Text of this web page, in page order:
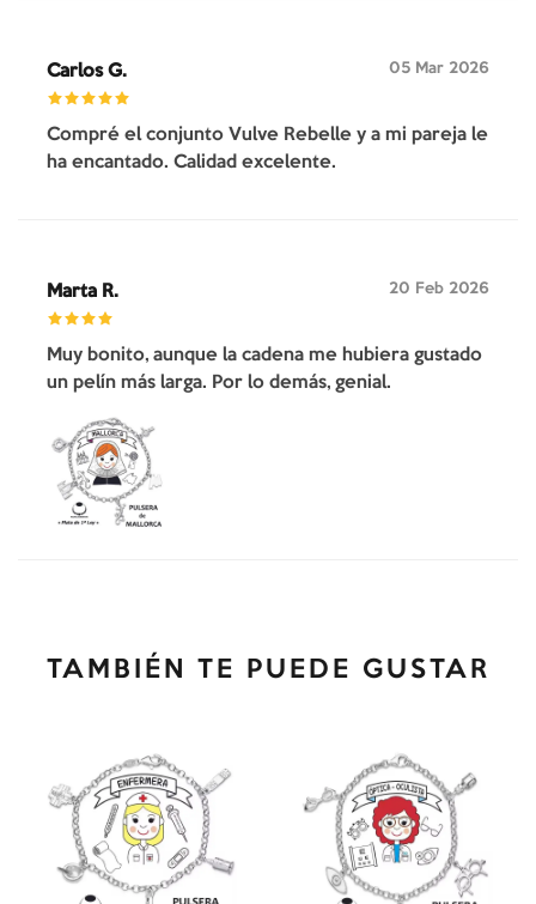
Carlos G. 05 Mar 2026
Compré el conjunto Vulve Rebelle y a mi pareja le
ha encantado. Calidad excelente.
Marta R. 20 Feb 2026
Muy bonito, aunque la cadena me hubiera gustado
un pelín más larga. Por lo demás, genial.
TAMBIÉN TE PUEDE GUSTAR